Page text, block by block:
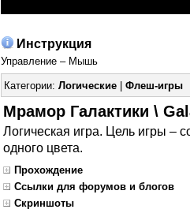
Инструкция
Управление – Мышь
Категории: Логические| Флеш-игры
Мрамор Галактики \
Логическая игра. Цель игры –
одного цвета.
Прохождение
Ссылки для форумов и блогов
Скриншоты